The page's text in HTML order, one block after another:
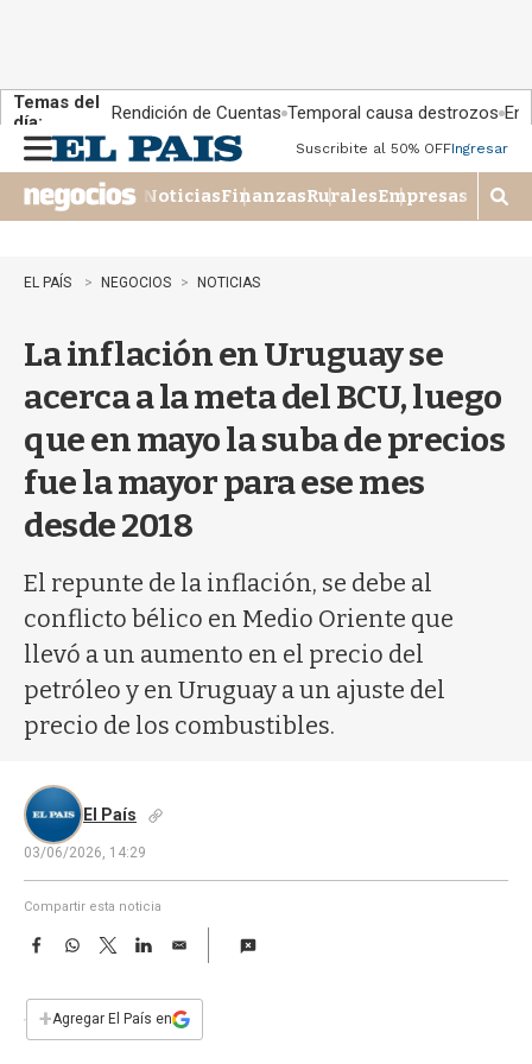
Temas del
día:
Rendición de Cuentas Temporal causa destrozos En
n
u
Suscribite al 50% OFFIngresar
NoticiasFinanzasRuralesEmpresas
M
o
�
q
EL PAÍS NEGOCIOS NOTICIAS
La inflación en Uruguay se
acerca a la meta del BCU, luego
que en mayo la suba de precios
fue la mayor para ese mes
desde 2018
El repunte de la inflación, se debe al
conflicto bélico en Medio Oriente que
llevó a un aumento en el precio del
petróleo y en Uruguay a un ajuste del
precio de los combustibles.
El País
03/06/2026, 14:29
Compartir esta noticia
F
e
b
W
s
T
w
t
L
E
i
l
+Agregar El País en